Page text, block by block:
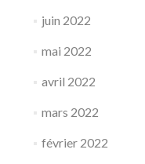
juin 2022
mai 2022
avril 2022
mars 2022
février 2022